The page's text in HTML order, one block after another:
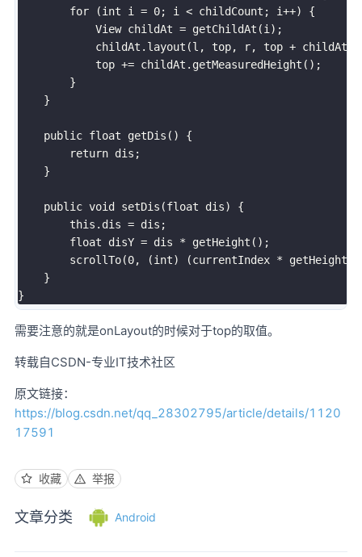
        for (int i = 0; i < childCount; i++) {
            View childAt = getChildAt(i);
childAt.layout(l, top, r, top +
            top += childAt.getMeasuredHeight();
        }
    }
    public float getDis() {
        return dis;
    }
    public void setDis(float dis) {
        this.dis = dis;
        float disY = dis * getHeight();
scrollTo(0, (int) (currentIndex *
    }
}
需要注意的就是onLayout的时候对于top的取值。
转载自CSDN-专业IT技术社区
原文链接：
https://blog.csdn.net/qq_28302795/article/details/1120
17591
收藏 举报
文章分类 Android